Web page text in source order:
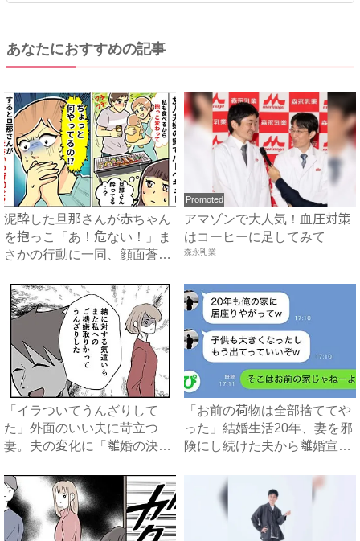
あなたにおすすめの記事
泥酔した旦那さんが赤ちゃん
を抱っこ「あ！危ない！」ま
さかの行動に一同、顔面蒼
Promoted
アマゾンで大人気！血圧対策
はコーヒーに足してみて
森永乳業
「イラついてうんざりして
た」外面のいい夫に苛立つ
妻。夫の変化に「離婚の決
「お前の荷物は全部捨ててや
った」結婚生活20年、妻を邪
険にし続けた夫から離婚宣